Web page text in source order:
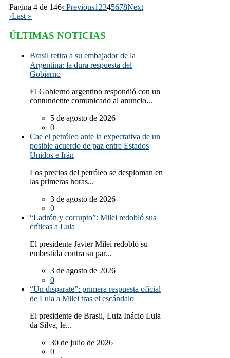
Pagina 4 de 146‹ Previous1 2345678Next
›Last »
ÚLTIMAS NOTICIAS
Brasil retira a su embajador de la
Argentina: la dura respuesta del
Gobierno
El Gobierno argentino respondió con un
contundente comunicado al anuncio...
5 de agosto de 2026
0
Cae el petróleo ante la expectativa de un
posible acuerdo de paz entre Estados
Unidos e Irán
Los precios del petróleo se desploman en
las primeras horas...
3 de agosto de 2026
0
“Ladrón y corrupto”: Milei redobló sus
críticas a Lula
El presidente Javier Milei redobló su
embestida contra su par...
3 de agosto de 2026
0
“Un disparate”: primera respuesta oficial
de Lula a Milei tras el escándalo
El presidente de Brasil, Luiz Inácio Lula
da Silva, le...
30 de julio de 2026
0